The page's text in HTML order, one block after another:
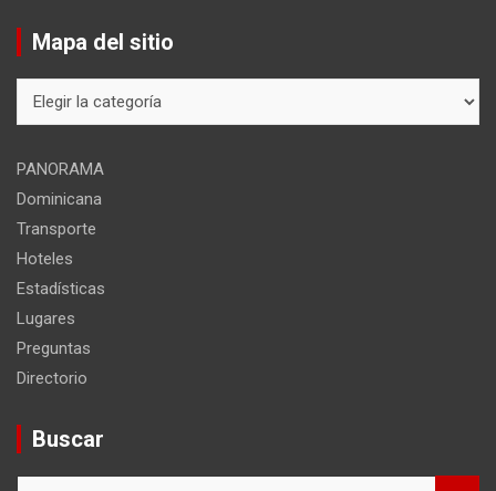
Mapa del sitio
del
PANORAMA
Dominicana
Transporte
Hoteles
Estadísticas
Lugares
Preguntas
Directorio
Buscar